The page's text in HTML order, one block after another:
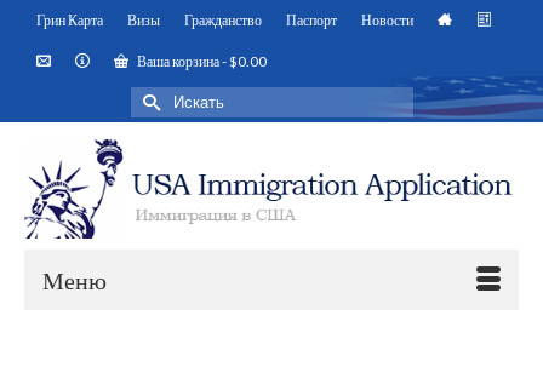
Грин Карта Визы Гражданство Паспорт Новости
Ваша корзина-$0.00
Искать:
Меню